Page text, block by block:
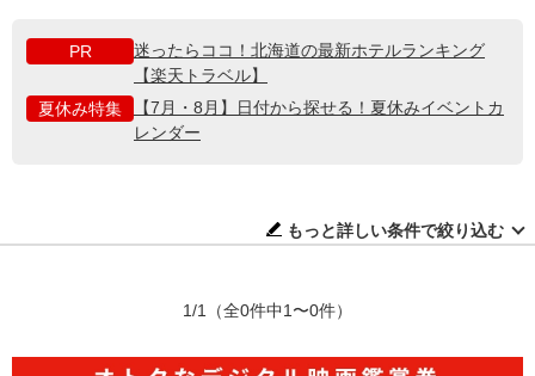
PR
迷ったらココ！北海道の最新ホテルランキング
【楽天トラベル】
夏休み特集
【7月・8月】日付から探せる！夏休みイベントカ
レンダー
もっと詳しい条件で絞り込む
1/1 （全0件中1〜0件）